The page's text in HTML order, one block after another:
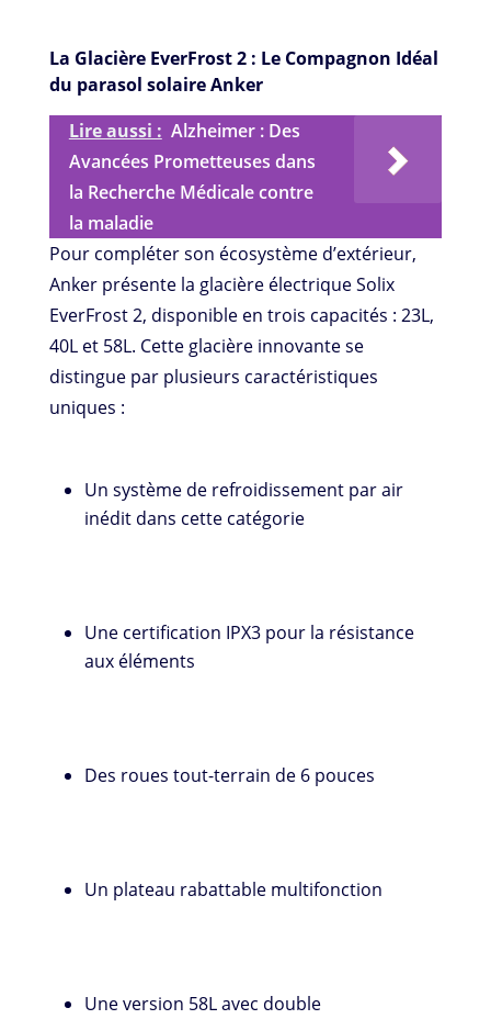
La Glacière EverFrost 2 : Le Compagnon Idéal
du parasol solaire Anker
Lire aussi : Alzheimer : Des
Avancées Prometteuses dans
la Recherche Médicale contre
la maladie
Pour compléter son écosystème d’extérieur,
Anker présente la glacière électrique Solix
EverFrost 2, disponible en trois capacités : 23L,
40L et 58L. Cette glacière innovante se
distingue par plusieurs caractéristiques
uniques :
Un système de refroidissement par air
inédit dans cette catégorie
Une certification IPX3 pour la résistance
aux éléments
Des roues tout-terrain de 6 pouces
Un plateau rabattable multifonction
Une version 58L avec double